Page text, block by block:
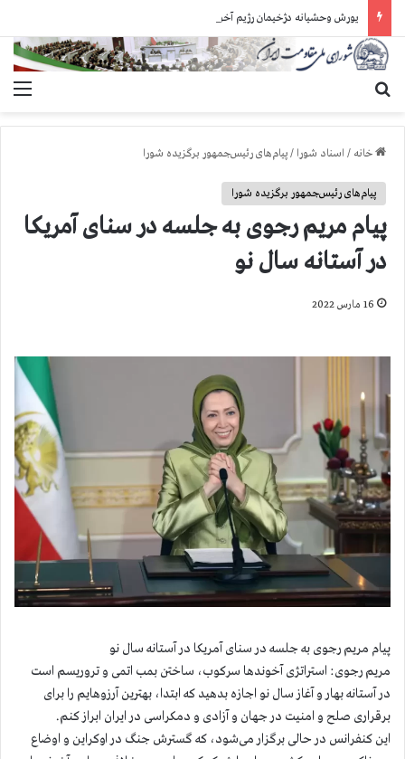
خانه / اسناد شورا /پیام‌های رئیس‌جمهور برگزیده شورا
پیام‌های رئیس‌جمهور برگزیده شورا
پیام مریم رجوی به جلسه در سنای آمریکا
در آستانه سال نو
16 مارس 2022
پیام مریم رجوی به جلسه در سنای آمریکا در آستانه سال نو
مریم رجوی: استراتژی آخوندها سرکوب، ساختن بمب اتمی و تروریسم است
در آستانه بهار و آغاز سال نو اجازه بدهید که ابتدا، بهترین آرزوهایم را برای
برقراری صلح و امنیت در جهان و آزادی و دمکراسی در ایران ابراز کنم.
این کنفرانس در حالی برگزار می‌شود، که گسترش جنگ در اوکراین و اوضاع